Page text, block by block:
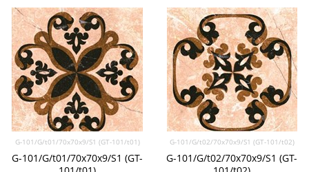
G-101/G/t01/70x70x9/S1 (GT-101/t01)
G-101/G/t01/70x70x9/S1 (GT-
G-101/G/t02/70x70x9/S1 (GT-101/t02)
G-101/G/t02/70x70x9/S1 (GT-